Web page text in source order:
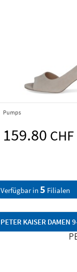
Pumps
159.80 CHF
Verfügbar in 5 Filialen
PETER KAISER DAMEN